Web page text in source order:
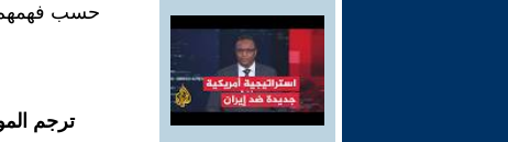
حسب فهمهم
ترجم